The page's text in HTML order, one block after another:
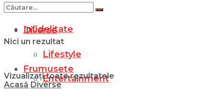
Internațional
Diverse
Lifestyle
Entertainment
Infidelitate
Frumusețe
Nici un rezultat
Vizualizați toate rezultatele
Acasă Diverse